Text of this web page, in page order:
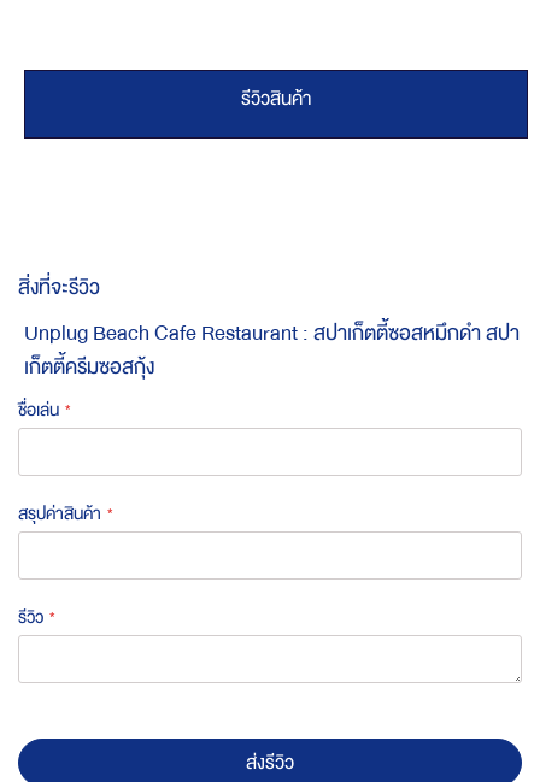
รีวิวสินค้า
สิ่งที่จะรีวิว
Unplug Beach Cafe Restaurant : สปาเก็ตตี้ซอสหมึกดำ สปา
เก็ตตี้ครีมซอสกุ้ง
ชื่อเล่น
สรุปค่าสินค้า
รีวิว
ส่งรีวิว